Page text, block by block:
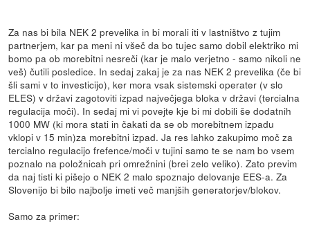
Za nas bi bila NEK 2 prevelika in bi morali iti v lastništvo z tujim
partnerjem, kar pa meni ni všeč da bo tujec samo dobil elektriko mi
bomo pa ob morebitni nesreči (kar je malo verjetno - samo nikoli ne
veš) čutili posledice. In sedaj zakaj je za nas NEK 2 prevelika (če bi
šli sami v to investicijo), ker mora vsak sistemski operater (v slo
ELES) v državi zagotoviti izpad največjega bloka v državi (tercialna
regulacija moči). In sedaj mi vi povejte kje bi mi dobili še dodatnih
1000 MW (ki mora stati in čakati da se ob morebitnem izpadu
vklopi v 15 min)za morebitni izpad. Ja res lahko zakupimo moč za
tercialno regulacijo frefence/moči v tujini samo te se nam bo vsem
poznalo na položnicah pri omrežnini (brei zelo veliko). Zato previm
da naj tisti ki pišejo o NEK 2 malo spoznajo delovanje EES-a. Za
Slovenijo bi bilo najbolje imeti več manjših generatorjev/blokov.
Samo za primer: